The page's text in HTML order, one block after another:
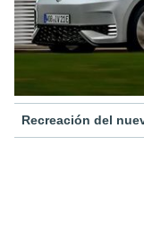
Recreación del